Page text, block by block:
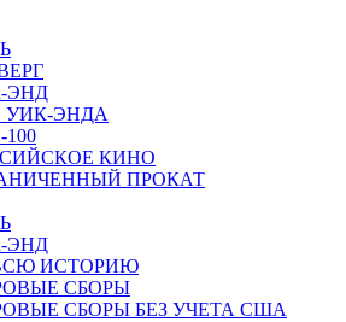
ЭНД
УИК-ЭНДА
КИНО
ПРОКАТ
ЭНД
ИСТОРИЮ
СБОРЫ
СБОРЫ БЕЗ УЧЕТА США